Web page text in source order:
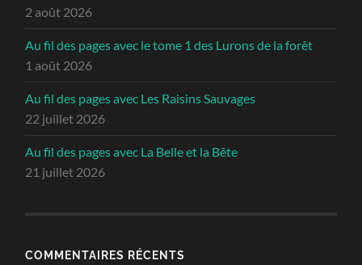
2 août 2026
Au fil des pages avec le tome 1 des Lurons de la forêt
1 août 2026
Au fil des pages avec Les Raisins Sauvages
22 juillet 2026
Au fil des pages avec La Belle et la Bête
21 juillet 2026
COMMENTAIRES RÉCENTS